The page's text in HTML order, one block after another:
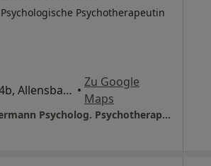
Psychologische Psychotherapeutin
Radolfzellerstr. 84b, Allensbach •
Zu Google
Maps
Praxis Nora Zimmermann Psycholog. Psychotherapeutin